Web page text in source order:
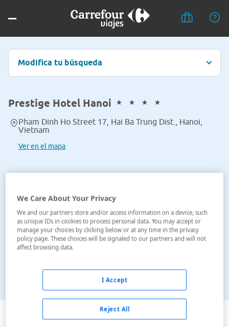
Modifica tu búsqueda
Prestige Hotel Hanoi
Pham Dinh Ho Street 17, Hai Ba Trung Dist., Hanoi,
Vietnam
Ver en el mapa
Ver en el mapa
We Care About Your Privacy
We and our partners store and/or access information on a device, such
as unique IDs in cookies to process personal data. You may accept or
manage your choices by clicking below or at any time in the privacy
policy page. These choices will be signaled to our partners and will not
affect browsing data.
Reject All
I Accept